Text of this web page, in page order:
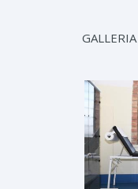
GALLERIA